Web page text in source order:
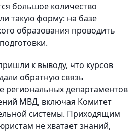
большое количество
такую форму: на базе
образования проводить
к выводу, что курсов
обратную связь
региональных департаментов
МВД, включая Комитет
системы. Приходящим
не хватает знаний,